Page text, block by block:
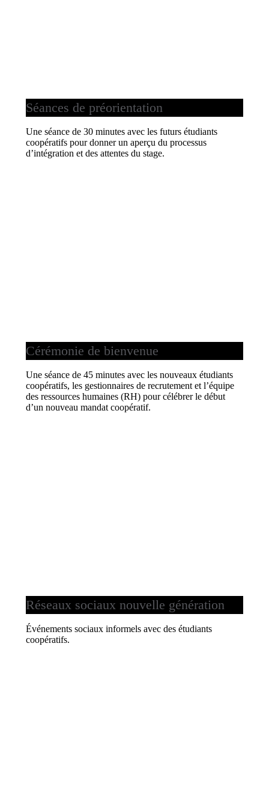
Séances de préorientation
Une séance de 30 minutes avec les futurs étudiants
coopératifs pour donner un aperçu du processus
d’intégration et des attentes du stage.
Cérémonie de bienvenue
Une séance de 45 minutes avec les nouveaux étudiants
coopératifs, les gestionnaires de recrutement et l’équipe
des ressources humaines (RH) pour célébrer le début
d’un nouveau mandat coopératif.
Réseaux sociaux nouvelle génération
Événements sociaux informels avec des étudiants
coopératifs.